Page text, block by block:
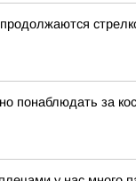
понаблюдать за